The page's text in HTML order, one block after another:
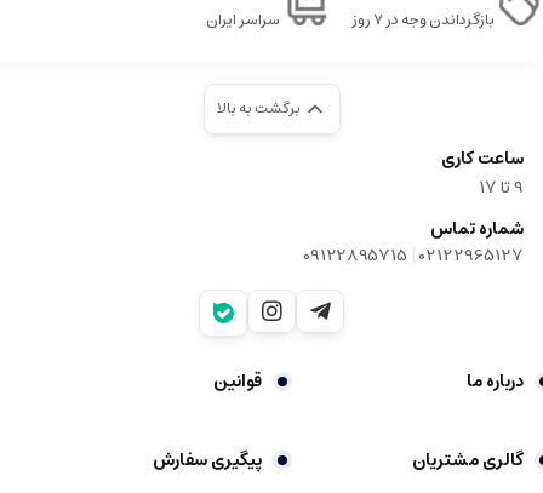
بازگرداندن وجه در ۷ روز
سراسر ایران
برگشت به بالا
ساعت کاری
9‌ تا ۱۷
شماره تماس
02122965127
|
09122895715
درباره ما قوانین
گالری مشتریان پیگیری سفارش